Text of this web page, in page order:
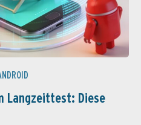
Langzeittest: Diese